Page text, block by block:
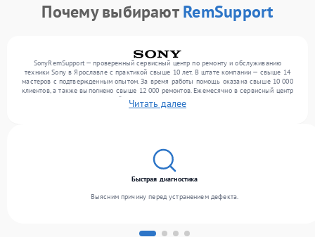
Почему выбираютRemSupport
SonyRemSupport — проверенный сервисный центр по ремонту и обслуживанию
техники Sony в Ярославле с практикой свыше 10 лет. В штате компании — свыше 14
мастеров с подтвержденным опытом. За время работы помощь оказана свыше 10 000
клиентов, а также выполнено свыше 12 000 ремонтов. Ежемесячно в сервисный центр
поступает более 300 устройств, включая , , . Мы работаем с широким спектром
неисправностей и предлагаем стабильный уровень сервиса благодаря квалификации
Читать далее
Быстрая диагностика
Выясним причину перед устранением дефекта.